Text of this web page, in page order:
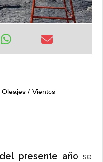
Oleajes Vientos
presente año se